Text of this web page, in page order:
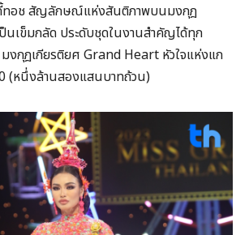
ทอช สัญลักษณ์แห่งสันติภาพบนมงกุฎ
นเข็มกลัด ประดับชุดในงานสำคัญได้ทุก
มงกุฎเกียรติยศ Grand Heart หัวใจแห่งแก
(หนึ่งล้านสองแสนบาทถ้วน)